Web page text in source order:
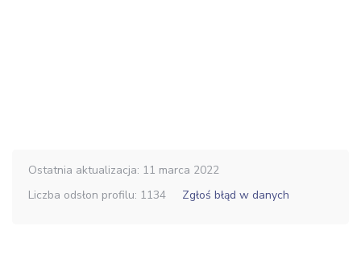
Ostatnia aktualizacja: 11 marca 2022
Liczba odsłon profilu: 1134
Zgłoś błąd w danych